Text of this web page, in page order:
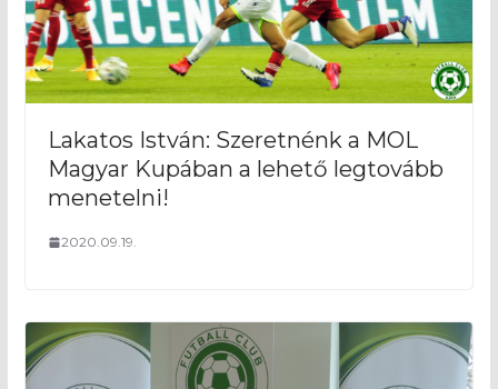
Lakatos István: Szeretnénk a MOL
Magyar Kupában a lehető legtovább
menetelni!
2020.09.19.